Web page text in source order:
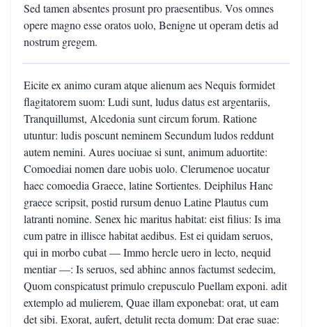
Sed tamen absentes prosunt pro praesentibus. Vos omnes
opere magno esse oratos uolo, Benigne ut operam detis ad
nostrum gregem.
Eicite ex animo curam atque alienum aes Nequis formidet
flagitatorem suom: Ludi sunt, ludus datus est argentariis,
Tranquillumst, Alcedonia sunt circum forum. Ratione
utuntur: ludis poscunt neminem Secundum ludos reddunt
autem nemini. Aures uociuae si sunt, animum aduortite:
Comoediai nomen dare uobis uolo. Clerumenoe uocatur
haec comoedia Graece, latine Sortientes. Deiphilus Hanc
graece scripsit, postid rursum denuo Latine Plautus cum
latranti nomine. Senex hic maritus habitat: eist filius: Is ima
cum patre in illisce habitat aedibus. Est ei quidam seruos,
qui in morbo cubat — Immo hercle uero in lecto, nequid
mentiar —: Is seruos, sed abhinc annos factumst sedecim,
Quom conspicatust primulo crepusculo Puellam exponi. adit
extemplo ad mulierem, Quae illam exponebat: orat, ut eam
det sibi. Exorat, aufert, detulit recta domum: Dat erae suae: